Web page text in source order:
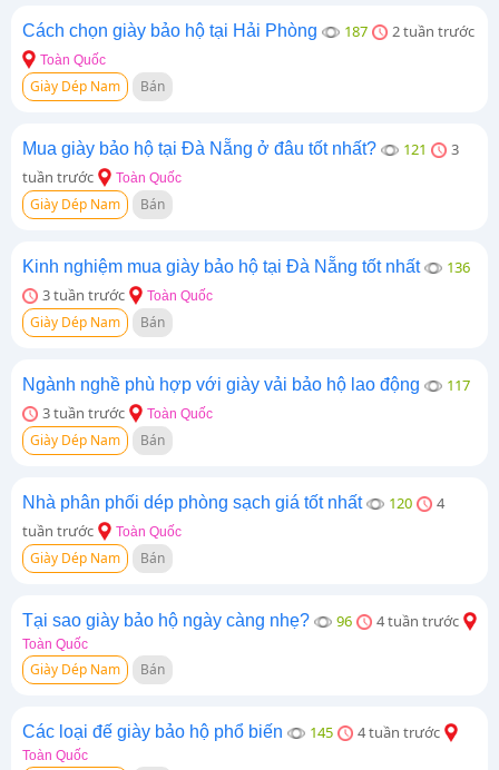
Cách chọn giày bảo hộ tại Hải Phòng 187 2 tuần trước
Toàn Quốc
Giày Dép Nam Bán
Mua giày bảo hộ tại Đà Nẵng ở đâu tốt nhất? 121
3
tuần trước
Toàn Quốc
Giày Dép Nam Bán
Kinh nghiệm mua giày bảo hộ tại Đà Nẵng tốt nhất
136
3 tuần trước
Toàn Quốc
Giày Dép Nam Bán
Ngành nghề phù hợp với giày vải bảo hộ lao động
117
3 tuần trước
Toàn Quốc
Giày Dép Nam Bán
Nhà phân phối dép phòng sạch giá tốt nhất 120
4
tuần trước
Toàn Quốc
Giày Dép Nam Bán
Tại sao giày bảo hộ ngày càng nhẹ? 96 4 tuần trước
Toàn Quốc
Giày Dép Nam Bán
Các loại đế giày bảo hộ phổ biến 145 4 tuần trước
Toàn Quốc